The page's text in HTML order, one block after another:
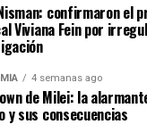
confirmaron el
Viviana Fein por
4 semanas ago
de Milei: la
y sus consecuencias